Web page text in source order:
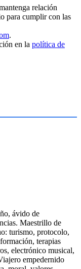
relación
para cumplir con las
.
en la política de
ávido de
Maestrillo de
turismo, protocolo,
terapias
electrónico musical,
empedernido